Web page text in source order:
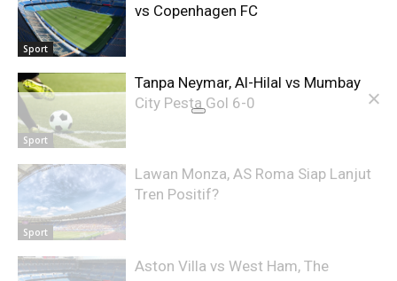
Sport
vs Copenhagen FC
Sport
Tanpa Neymar, Al-Hilal vs Mumbay
City Pesta Gol 6-0
Sport
Lawan Monza, AS Roma Siap Lanjut
Tren Positif?
Aston Villa vs West Ham, The